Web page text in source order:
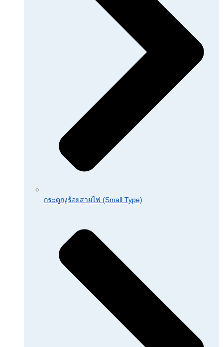
กระดูกงูร้อยสายไฟ (Small Type)